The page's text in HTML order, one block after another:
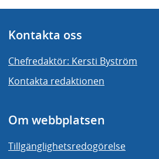
Kontakta oss
Chefredaktör: Kersti Byström
Kontakta redaktionen
Om webbplatsen
Tillgänglighetsredogörelse